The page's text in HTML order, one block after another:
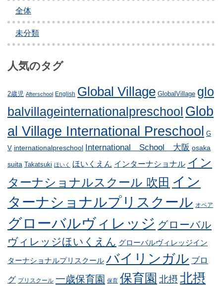
全体
未分類
人気のタグ
2歳児 Afterschool English Global Village GlobalVillage glo
balvillageinternationalpreschool Glob
al Village International Preschool G
V internationalpreschool International School 大阪 osaka
suita Takatsuki ほいく ほいくえん インターナショナル イン
ターナショナルスクール 吹田 イン
ターナショナルプリスクール オペア
グローバルヴィレッジ グローバル
ヴィレッジほいくえん グローバルヴィレッジイン
ターナショナルプリスクール バイリンガル ブロ
グ プリスクール 一歳保育園 保育 保育園 北摂 北摂